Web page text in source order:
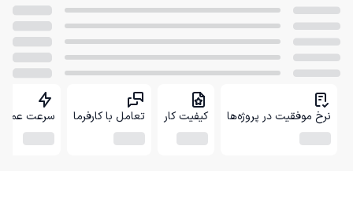
نرخ موفقیت در پروژه‌ها کیفیت کار تعامل با کارفرما سرعت عمل